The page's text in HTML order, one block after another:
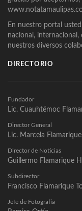
En nuestro portal
nacional,
nuestros diversos
DIRECTORIO
Fundador
Lic. Cuauhtémoc
Director General
Lic. Marcela
Director de Noticias
Guillermo Flamarique
Subdirector
Francisco Flamarique
Jefe de Fotografía